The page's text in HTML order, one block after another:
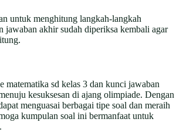
untuk menghitung langkah-langkah
jawaban akhir sudah diperiksa kembali agar
matematika sd kelas 3 dan kunci jawaban
kesuksesan di ajang olimpiade. Dengan
menguasai berbagai tipe soal dan meraih
kumpulan soal ini bermanfaat untuk